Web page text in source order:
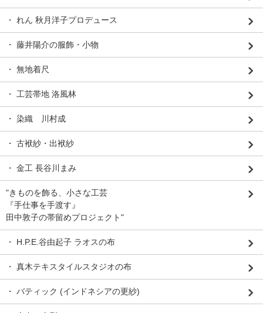
・ れん 秋月洋子プロデュース
・ 藤井陽介の服飾・小物
・ 無地着尺
・ 工芸帯地 洛風林
・ 染織 川村成
・ 古袱紗・出袱紗
・ 金工 長谷川まみ
"きものを飾る、小さな工芸
『手仕事を手渡す』
田中敦子の帯留めプロジェクト"
・ H.P.E.谷由起子 ラオスの布
・ 真木テキスタイルスタジオの布
・ バティック (インドネシアの更紗)